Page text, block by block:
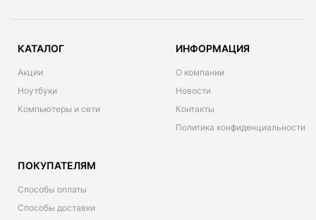
КАТАЛОГ
Акции
Ноутбуки
Компьютеры и сети
ИНФОРМАЦИЯ
О компании
Новости
Контакты
Политика конфиденциальности
ПОКУПАТЕЛЯМ
Способы оплаты
Способы доставки